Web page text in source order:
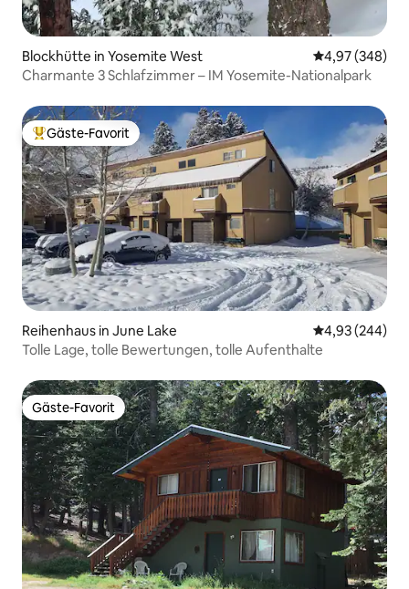
Blockhütte in Yosemite West
4,97 (348)
Charmante 3 Schlafzimmer – IM Yosemite-Nationalpark
Beliebter Gäste-Favorit.
Gäste-Favorit
Reihenhaus in June Lake
4,93 (244)
Tolle Lage, tolle Bewertungen, tolle Aufenthalte
Gäste-Favorit
Gäste-Favorit